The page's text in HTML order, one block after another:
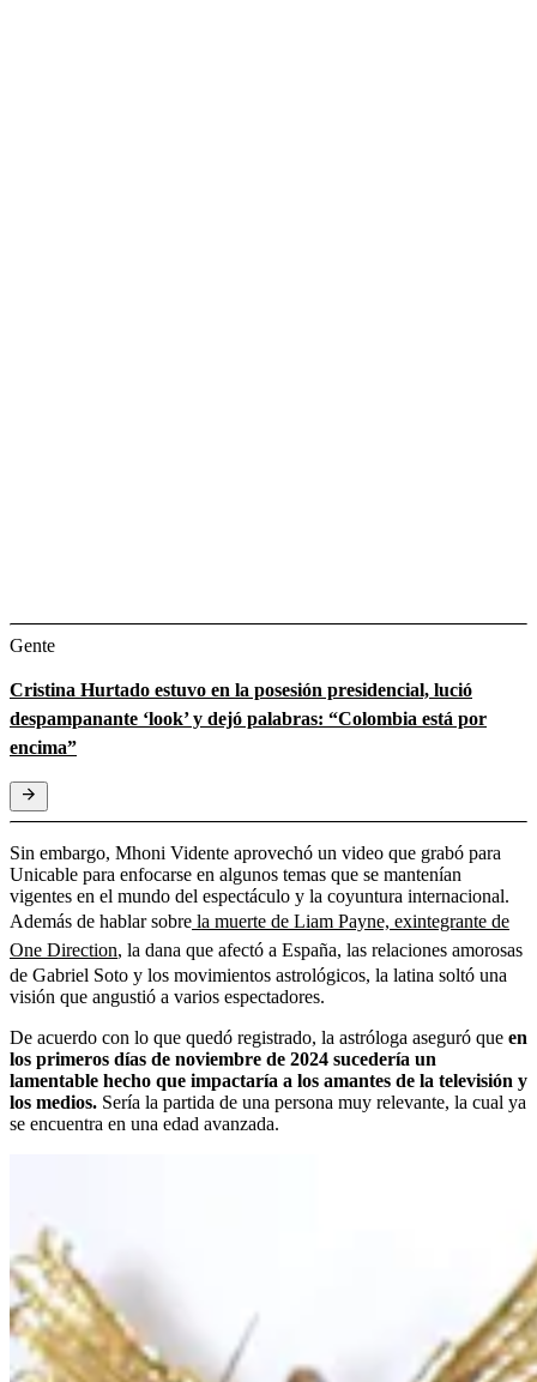
Gente
Cristina Hurtado estuvo en la posesión presidencial, lució
despampanante ‘look’ y dejó palabras: “Colombia está por
encima”
Sin embargo, Mhoni Vidente aprovechó un video que grabó para
Unicable para enfocarse en algunos temas que se mantenían
vigentes en el mundo del espectáculo y la coyuntura internacional.
Además de hablar sobre la muerte de Liam Payne, exintegrante de
One Direction, la dana que afectó a España, las relaciones amorosas
de Gabriel Soto y los movimientos astrológicos, la latina soltó una
visión que angustió a varios espectadores.
De acuerdo con lo que quedó registrado, la astróloga aseguró que en
los primeros días de noviembre de 2024 sucedería un
lamentable hecho que impactaría a los amantes de la televisión y
los medios. Sería la partida de una persona muy relevante, la cual ya
se encuentra en una edad avanzada.